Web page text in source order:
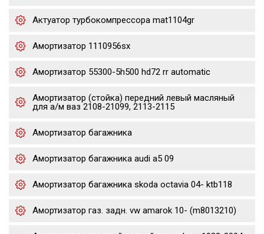
Актуатор турбокомпрессора mat1104gr
Амортизатор 1110956sx
Амортизатор 55300-5h500 hd72 rr automatic
Амортизатор (стойка) передний левый масляный
для а/м ваз 2108-21099, 2113-2115
Амортизатор багажника
Амортизатор багажника audi a5 09
Амортизатор багажника skoda octavia 04- ktb118
Амортизатор газ. задн. vw amarok 10- (m8013210)